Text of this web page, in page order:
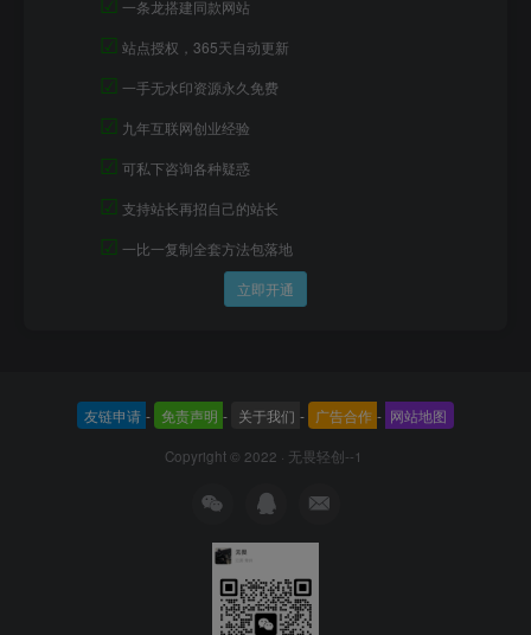
一条龙搭建同款网站
☑ 站点授权，365天自动更新
☑ 一手无水印资源永久免费
☑ 九年互联网创业经验
☑ 可私下咨询各种疑惑
☑ 支持站长再招自己的站长
☑ 一比一复制全套方法包落地
立即开通
友链申请 - 免责声明 - 关于我们 - 广告合作 - 网站地图
Copyright © 2022 · 无畏轻创--1